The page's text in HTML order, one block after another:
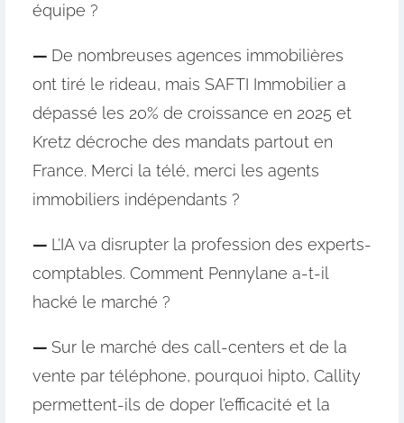
équipe ?
— De nombreuses agences immobilières
ont tiré le rideau, mais SAFTI Immobilier a
dépassé les 20% de croissance en 2025 et
Kretz décroche des mandats partout en
France. Merci la télé, merci les agents
immobiliers indépendants ?
— L’IA va disrupter la profession des experts-
comptables. Comment Pennylane a-t-il
hacké le marché ?
— Sur le marché des call-centers et de la
vente par téléphone, pourquoi hipto, Callity
permettent-ils de doper l’efficacité et la